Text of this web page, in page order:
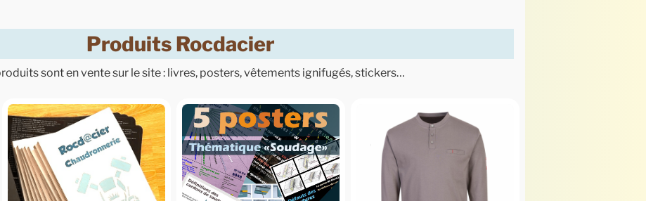
Produits Rocdacier
sont en vente sur le site : livres, posters, vêtements ignifugés, stickers…